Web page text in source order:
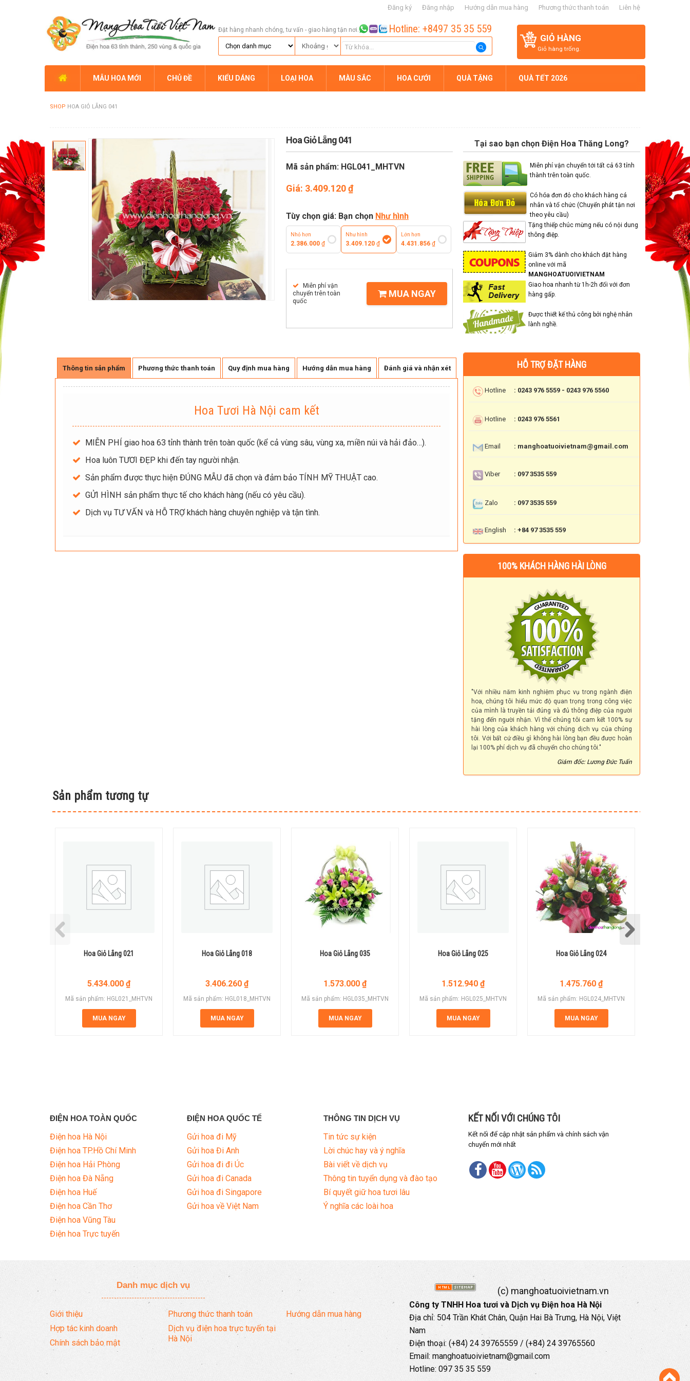
Đăng ký Đăng nhập Hướng dẫn mua hàng Phương thức thanh toán Liên hệ
GIỎ HÀNG
Giỏ hàng trống.
Đặt hàng nhanh chóng, tư vấn - giao hàng tận nơi. Hotline: +8497 35 35 559
MẪU HOA MỚI CHỦ ĐỀ KIỂU DÁNG LOẠI HOA MÀU SẮC HOA CƯỚI QUÀ TẶNG QUÀ TẾT 2026
SHOP HOA GIỎ LẴNG 041
Hoa Giỏ Lẵng 041
Mã sản phẩm: HGL041_MHTVN
Giá: 3.409.120₫
Tùy chọn giá: Bạn chọn Như hình
Nhỏ hơn
2.386.000 ₫
Như hình
3.409.120₫
Lớn hơn
4.431.856 ₫
Miễn phí vận
chuyển trên toàn
quốc
MUA NGAY
Tại sao bạn chọn Điện Hoa Thăng Long?
Miễn phí vận chuyển tới tất cả 63 tỉnh
thành trên toàn quốc.
Có hóa đơn đỏ cho khách hàng cá
nhân và tổ chức (Chuyển phát tận nơi
theo yêu cầu)
Tặng thiếp chúc mừng nếu có nội dung
thông điệp.
Giảm 3% dành cho khách đặt hàng
online với mã
MANGHOATUOIVIETNAM
Giao hoa nhanh từ 1h-2h đối với đơn
hàng gấp.
Được thiết kế thủ công bởi nghệ nhân
lành nghề.
Thông tin sản phẩm Phương thức thanh toán Quy định mua hàng Hướng dẫn mua hàng Đánh giá và nhận xét
Hoa Tươi Hà Nội cam kết
MIỄN PHÍ giao hoa 63 tỉnh thành trên toàn quốc (kể cả vùng sâu, vùng xa, miền núi và hải đảo…).
Hoa luôn TƯƠI ĐẸP khi đến tay người nhận.
Sản phẩm được thực hiện ĐÚNG MẪU đã chọn và đảm bảo TÍNH MỸ THUẬT cao.
GỬI HÌNH sản phẩm thực tế cho khách hàng (nếu có yêu cầu).
Dịch vụ TƯ VẤN và HỖ TRỢ khách hàng chuyên nghiệp và tận tình.
HỖ TRỢ ĐẶT HÀNG
Hotline : 0243 976 5559 - 0243 976 5560
Hotline : 0243 976 5561
Email : manghoatuoivietnam@gmail.com
Viber : 097 3535 559
Zalo : 097 3535 559
English : +84 97 3535 559
100% KHÁCH HÀNG HÀI LÒNG
"Với nhiều năm kinh nghiệm phục vụ trong ngành điện
hoa, chúng tôi hiểu mức độ quan trọng trong công việc
của mình là truyền tải đúng và đủ thông điệp của người
tặng đến người nhận. Vì thế chúng tôi cam kết 100% sự
hài lòng của khách hàng với chúng dịch vụ của chúng
tôi. Với bất cứ điều gì không hài lòng bạn đều được hoàn
lại 100% phí dịch vụ đã chuyển cho chúng tôi."
Giám đốc: Lương Đức Tuấn
Sản phẩm tương tự
Hoa Giỏ Lẵng 021
5.434.000 ₫
Mã sản phẩm: HGL021_MHTVN
MUA NGAY
Hoa Giỏ Lẵng 018
3.406.260 ₫
Mã sản phẩm: HGL018_MHTVN
MUA NGAY
Hoa Giỏ Lẵng 035
1.573.000 ₫
Mã sản phẩm: HGL035_MHTVN
MUA NGAY
Hoa Giỏ Lẵng 025
1.512.940 ₫
Mã sản phẩm: HGL025_MHTVN
MUA NGAY
Hoa Giỏ Lẵng 024
1.475.760 ₫
Mã sản phẩm: HGL024_MHTVN
MUA NGAY
ĐIỆN HOA TOÀN QUỐC
Điện hoa Hà Nội
Điện hoa TP.Hồ Chí Minh
Điện hoa Hải Phòng
Điện hoa Đà Nẵng
Điện hoa Huế
Điện hoa Cần Thơ
Điện hoa Vũng Tàu
Điện hoa Trực tuyến
ĐIỆN HOA QUỐC TẾ
Gửi hoa đi Mỹ
Gửi hoa Đi Anh
Gửi hoa đi đi Úc
Gửi hoa đi Canada
Gửi hoa đi Singapore
Gửi hoa về Việt Nam
THÔNG TIN DỊCH VỤ
Tin tức sự kiện
Lời chúc hay và ý nghĩa
Bài viết về dịch vụ
Thông tin tuyển dụng và đào tạo
Bí quyết giữ hoa tươi lâu
Ý nghĩa các loài hoa
KẾT NỐI VỚI CHÚNG TÔI
Kết nối để cập nhật sản phẩm và chính sách vận
chuyển mới nhất
Danh mục dịch vụ
Giới thiệu
Hợp tác kinh doanh
Chính sách bảo mật
Phương thức thanh toán
Dịch vụ điện hoa trực tuyến tại
Hà Nội
Hướng dẫn mua hàng
(c) manghoatuoivietnam.vn
Công ty TNHH Hoa tươi và Dịch vụ Điện hoa Hà Nội
Địa chỉ: 504 Trần Khát Chân, Quận Hai Bà Trưng, Hà Nội, Việt
Nam
Điện thoại: (+84) 24 39765559 / (+84) 24 39765560
Email: manghoatuoivietnam@gmail.com
Hotline: 097 35 35 559